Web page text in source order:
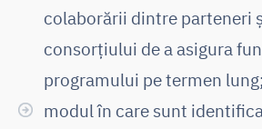
colaborării dintre parteneri
consorțiului de a asigura
programului pe termen lung;
modul în care sunt